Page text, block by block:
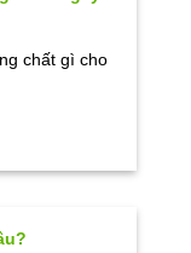
chất gì cho